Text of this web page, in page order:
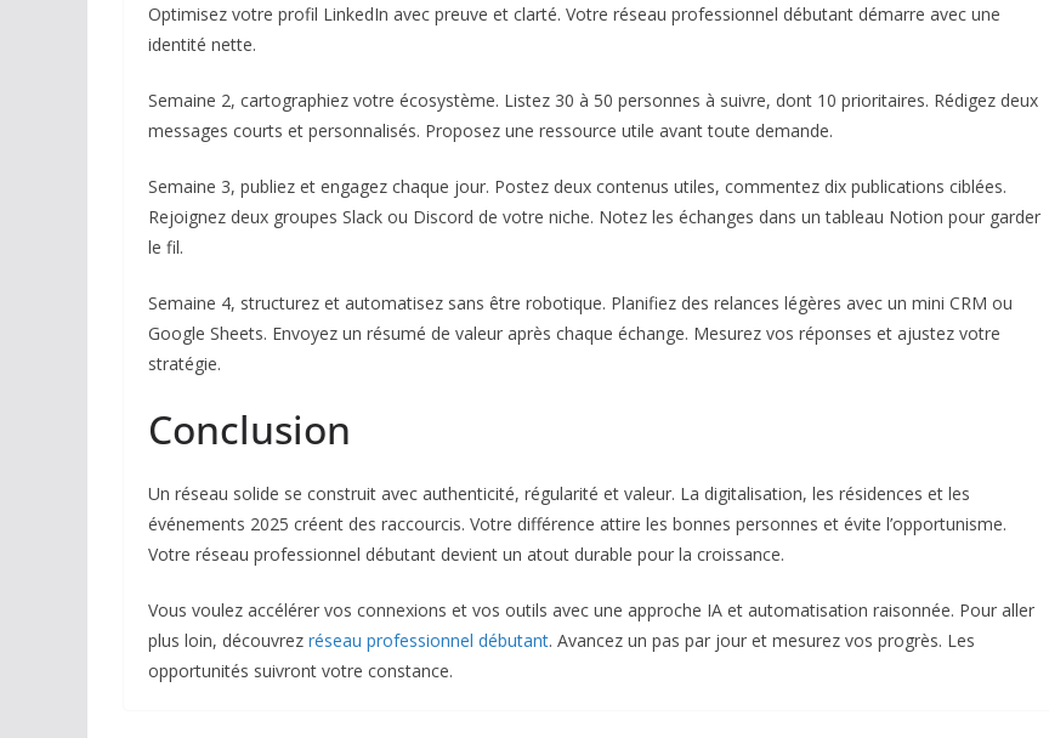
Optimisez votre profil LinkedIn avec preuve et clarté. Votre réseau professionnel débutant démarre avec une
identité nette.
Semaine 2, cartographiez votre écosystème. Listez 30 à 50 personnes à suivre, dont 10 prioritaires. Rédigez deux
messages courts et personnalisés. Proposez une ressource utile avant toute demande.
Semaine 3, publiez et engagez chaque jour. Postez deux contenus utiles, commentez dix publications ciblées.
Rejoignez deux groupes Slack ou Discord de votre niche. Notez les échanges dans un tableau Notion pour garder
le fil.
Semaine 4, structurez et automatisez sans être robotique. Planifiez des relances légères avec un mini CRM ou
Google Sheets. Envoyez un résumé de valeur après chaque échange. Mesurez vos réponses et ajustez votre
stratégie.
Conclusion
Un réseau solide se construit avec authenticité, régularité et valeur. La digitalisation, les résidences et les
événements 2025 créent des raccourcis. Votre différence attire les bonnes personnes et évite l’opportunisme.
Votre réseau professionnel débutant devient un atout durable pour la croissance.
Vous voulez accélérer vos connexions et vos outils avec une approche IA et automatisation raisonnée. Pour aller
plus loin, découvrez réseau professionnel débutant. Avancez un pas par jour et mesurez vos progrès. Les
opportunités suivront votre constance.